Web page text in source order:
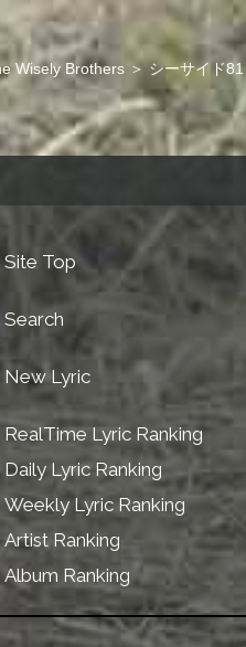
Wisely Brothers ＞ シーサイド81
Site Top
Search
New Lyric
RealTime Lyric Ranking
Daily Lyric Ranking
Weekly Lyric Ranking
Artist Ranking
Album Ranking